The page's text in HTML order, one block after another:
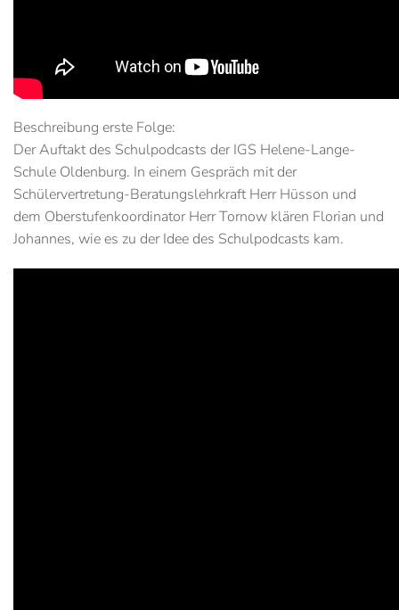
Beschreibung erste Folge:
Der Auftakt des Schulpodcasts der IGS Helene-Lange-
Schule Oldenburg. In einem Gespräch mit der
Schülervertretung-Beratungslehrkraft Herr Hüsson und
dem Oberstufenkoordinator Herr Tornow klären Florian und
Johannes, wie es zu der Idee des Schulpodcasts kam.